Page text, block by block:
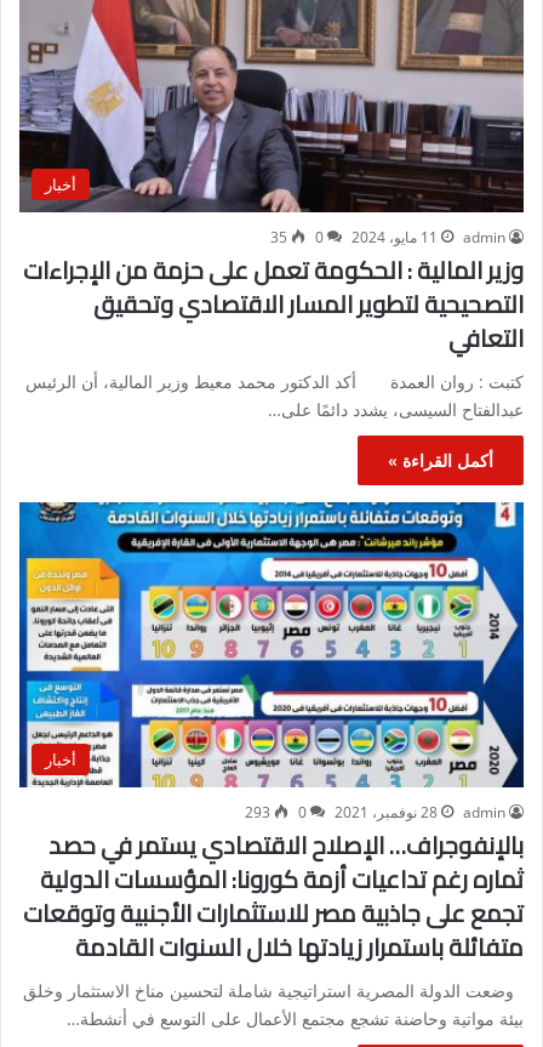
أخبار
admin 11 مايو، 2024 0
35
وزير المالية : الحكومة تعمل على حزمة من الإجراءات
التصحيحية لتطوير المسار الاقتصادي وتحقيق
التعافي
كتبت : روان العمدة أكد الدكتور محمد معيط وزير المالية، أن الرئيس
عبدالفتاح السيسى، يشدد دائمًا على…
أكمل القراءة »
أخبار
admin 28 نوفمبر، 2021 0
293
بالإنفوجراف… الإصلاح الاقتصادي يستمر في حصد
ثماره رغم تداعيات أزمة كورونا: المؤسسات الدولية
تجمع على جاذبية مصر للاستثمارات الأجنبية وتوقعات
متفائلة باستمرار زيادتها خلال السنوات القادمة
وضعت الدولة المصرية استراتيجية شاملة لتحسين مناخ الاستثمار وخلق
بيئة مواتية وحاضنة تشجع مجتمع الأعمال على التوسع في أنشطة…